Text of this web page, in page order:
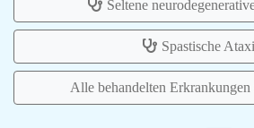
Seltene
Spastische
Alle behandelten Erkrankungen